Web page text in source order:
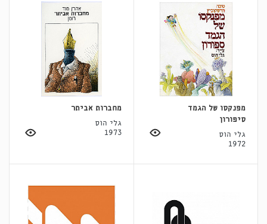
מפנקסו של הגמד
סיפורון
גלי הוס
1972
מחברות אביתר
גלי הוס
1973